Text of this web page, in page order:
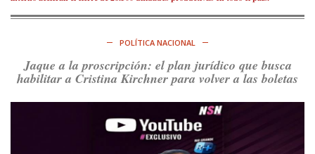
Consenso Patagónico
@consensopatagon
@PJCampana2022: Asumimos una nueva etapa en el
Partido Justicialista de Campana, con el orgullo de que el
vuelva a…
POLÍTICA NACIONAL
Jaque a la proscripción: el plan jurídico que busca
habilitar a Cristina Kirchner para volver a las boletas